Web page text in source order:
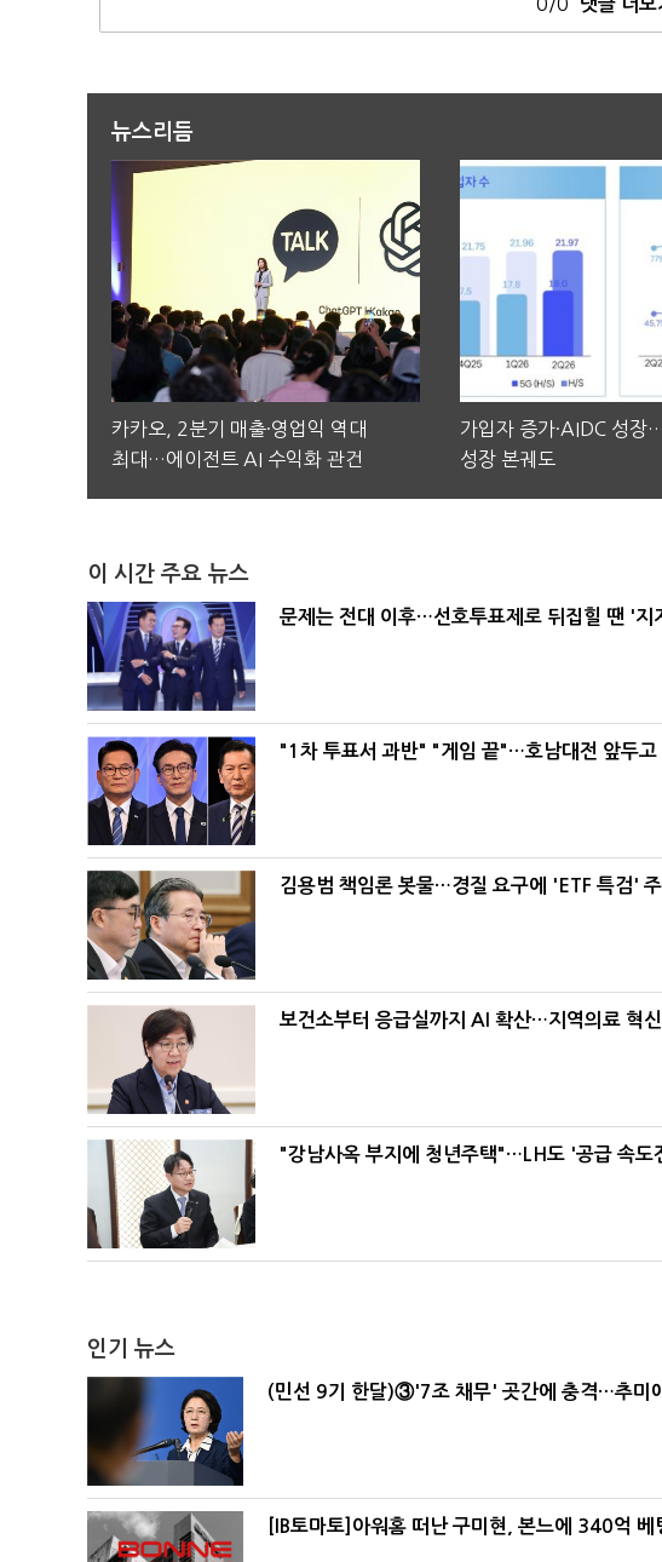
댓글 더보
뉴스리듬
카카오, 2분기 매출·영업익 역대
최대…에이전트 AI 수익화 관건
가입자 증가·AIDC 성장
성장 본궤도
이 시간 주요 뉴스
문제는 전대 이후…선호투표제로 뒤집힐 땐 '지
"1차 투표서 과반" "게임 끝"…호남대전 앞두
김용범 책임론 봇물…경질 요구에 'ETF 특검' 주
보건소부터 응급실까지 AI 확산…지역의료 혁
"강남사옥 부지에 청년주택"…LH도 '공급 속도
인기 뉴스
(민선 9기 한달)③'7조 채무' 곳간에 충격…추미
[IB토마토]아워홈 떠난 구미현, 본느에 340억